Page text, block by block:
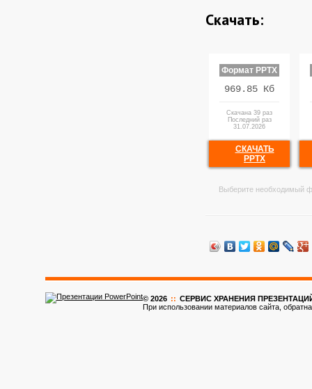
Скачать:
Формат PPTX
969.85 Кб
Скачана 39 раз
Последний раз
31.07.2026
СКАЧАТЬ
PPTX
Выберите необходимый
© 2026 :: CЕРВИС ХРАНЕНИЯ ПРЕЗЕНТАЦИЙ
При использовании материалов сайта,